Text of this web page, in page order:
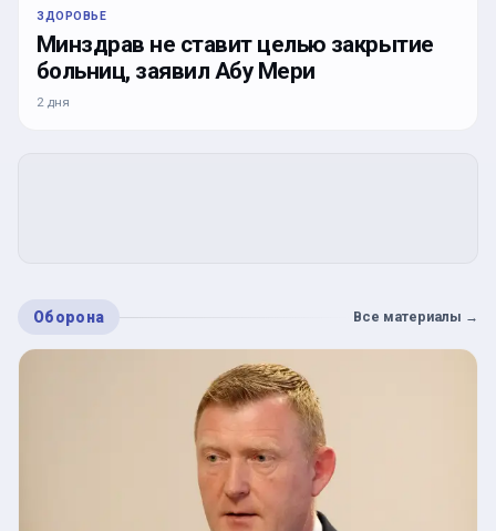
ЗДОРОВЬЕ
Минздрав не ставит целью закрытие
больниц, заявил Абу Мери
2 дня
Оборона Все материалы →